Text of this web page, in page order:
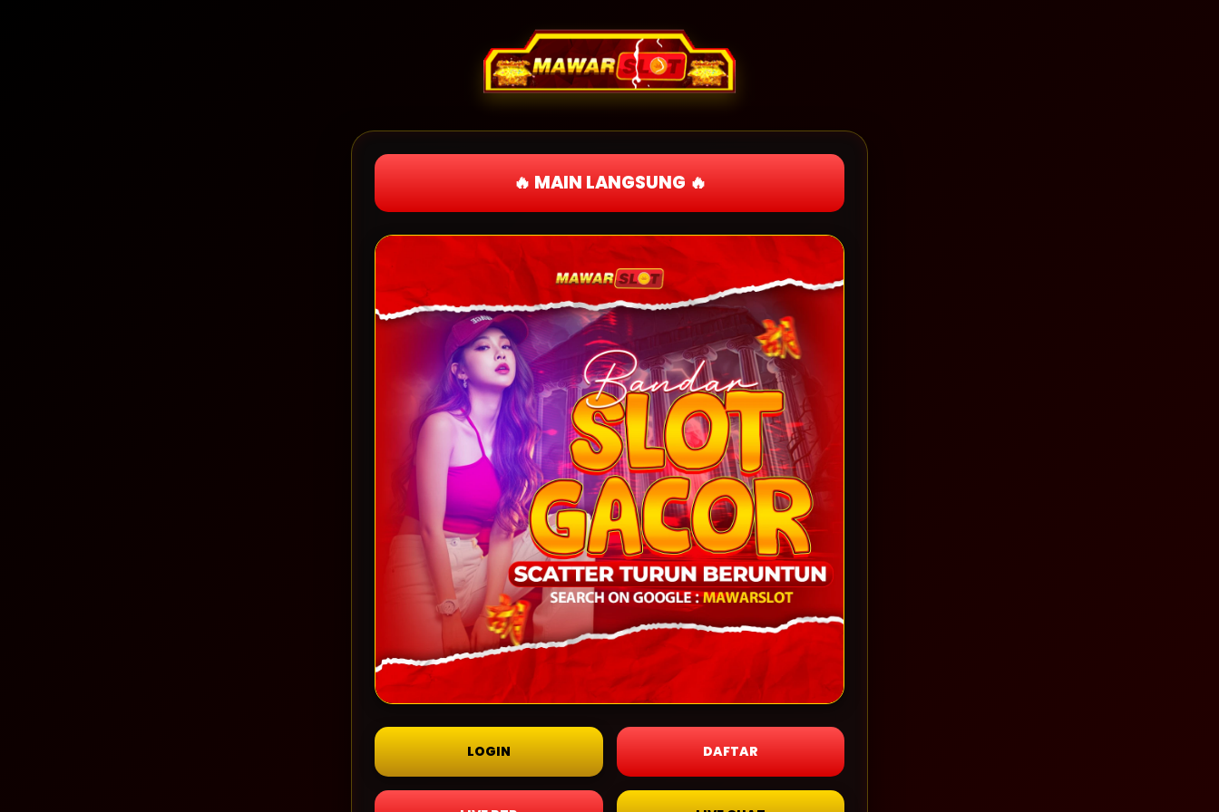
🔥 MAIN LANGSUNG 🔥
LOGIN DAFTAR